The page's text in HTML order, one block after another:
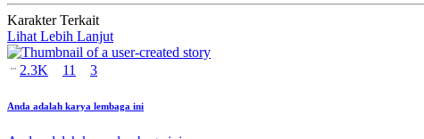
Karakter Terkait
Lihat Lebih Lanjut
2.3K 11 3
Anda adalah karya lembaga ini